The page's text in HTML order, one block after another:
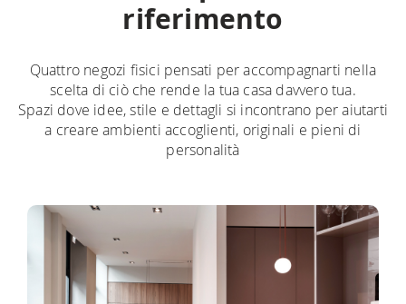
riferimento
Quattro negozi fisici pensati per accompagnarti nella
scelta di ciò che rende la tua casa davvero tua.
Spazi dove idee, stile e dettagli si incontrano per aiutarti
a creare ambienti accoglienti, originali e pieni di
personalità